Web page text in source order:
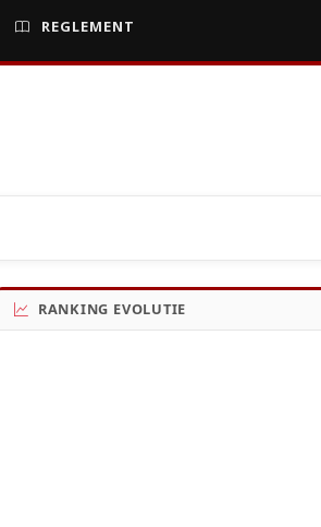
REGLEMENT
RANKING EVOLUTIE